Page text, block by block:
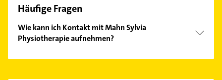
Häufige Fragen
Wie kann ich Kontakt mit Mahn Sylvia
Physiotherapie aufnehmen?